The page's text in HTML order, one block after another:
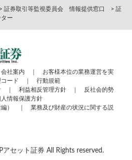
> 証券取引等監視委員会 情報提供窓口
> 証
ー
会社案内
お客様本位の業務運営を実
ード
行動規範
利益相反管理方針
反社会的勢
人情報保護方針
）
業務及び財産の状況に関する説
セット証券 All Rights reserved.